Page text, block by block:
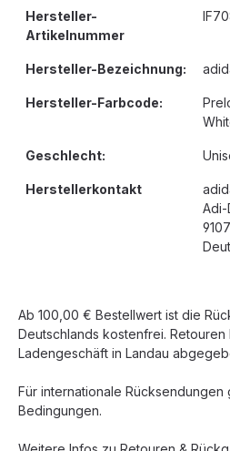
Hersteller-
Artikelnummer
Hersteller-Bezeichnung:
Hersteller-Farbcode:
Geschlecht:
Herstellerkontakt
Adi-
Ab 100,00 € Bestellwert ist die
Deutschlands kostenfrei.
Ladengeschäft in Landau
Für internationale
Bedingungen.